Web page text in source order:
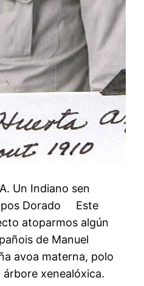
Un Indiano sen
Dorado Este
atoparmos algún
de Manuel
avoa materna, polo
xenealóxica.